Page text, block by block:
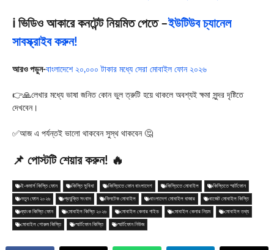
ℹ️ ভিডিও আকারে কনটেন্ট নিয়মিত পেতে –ইউটিউব চ্যানেল
সাবস্ক্রাইব করুন!
আরও পড়ুন-বাংলাদেশে ২০,০০০ টাকার মধ্যে সেরা মোবাইল ফোন ২০২৬
👉🙏লেখার মধ্যে ভাষা জনিত কোন ভুল ত্রুটি হয়ে থাকলে অবশ্যই ক্ষমা সুন্দর দৃষ্টিতে
দেখবেন।
✅আজ এ পর্যন্তই ভালো থাকবেন সুস্থ থাকবেন 🤔
📌 পোস্টটি শেয়ার করুন! 🔥
ই-কমার্স কিস্তি ফোন কিস্তি সুবিধা কিস্তিতে ফোন বাংলাদেশ কিস্তিতে মোবাইল কিস্তিতে স্মার্টফোন
নতুন ফোন ২০২৬ প্রযুক্তি সংবাদ ফিনটেক মোবাইল বাংলাদেশ মোবাইল বাজার বাজেট মোবাইল কিস্তি
ব্যাংক কিস্তি ফোন মোবাইল কিস্তি ২০২৬ মোবাইল কেনার গাইড মোবাইল কেনার নিয়ম মোবাইল তথ্য
মোবাইল শোরুম কিস্তি স্মার্টফোন কিস্তি স্মার্টফোন নিউজ